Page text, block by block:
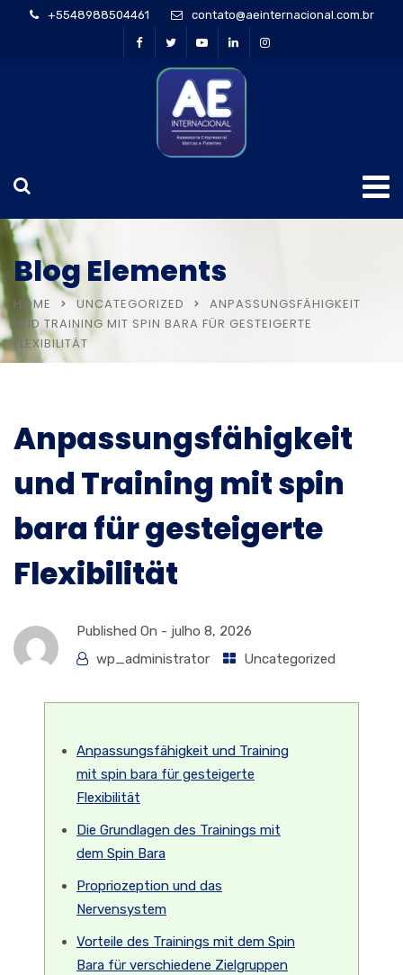
+5548988504461 contato@aeinternacional.com.br
Blog Elements
HOME UNCATEGORIZED
ANPASSUNGSFÄHIGKEIT
UND TRAINING MIT SPIN BARA FÜR GESTEIGERTE
FLEXIBILITÄT
Anpassungsfähigkeit
und Training mit spin
bara für gesteigerte
Flexibilität
Published On - julho 8, 2026
wp_administrator
Uncategorized
Anpassungsfähigkeit und Training
mit spin bara für gesteigerte
Flexibilität
Die Grundlagen des Trainings mit
dem Spin Bara
Propriozeption und das
Nervensystem
Vorteile des Trainings mit dem Spin
Bara für verschiedene Zielgruppen